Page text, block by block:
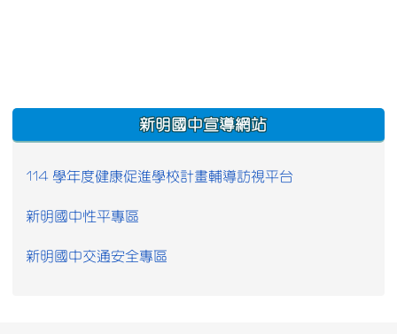
:::
新明國中宣導網站
114 學年度健康促進學校計畫輔導訪視平台
新明國中性平專區
新明國中交通安全專區